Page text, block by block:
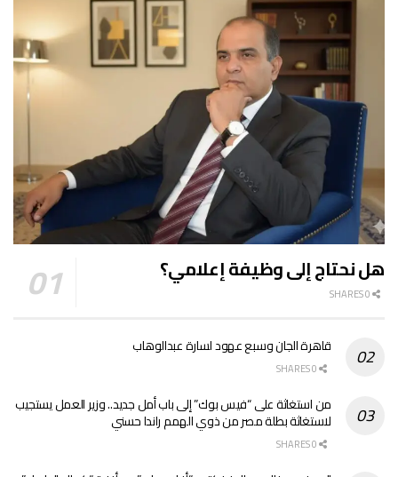
هل نحتاج إلى وظيفة إعلامي؟
قاهرة الجان وسبع عهود لسارة عبدالوهاب
من استغاثة على “فيس بوك” إلى باب أمل جديد.. وزير العمل يستجيب
لاستغاثة بطلة مصر من ذوي الهمم راندا حسني